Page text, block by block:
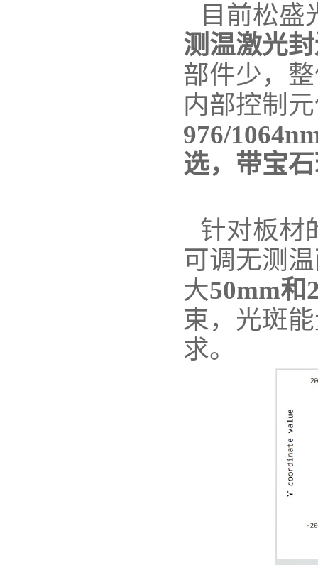
目前松盛
测温激光
部件少，
内部控制
976/
选，带宝
针对板材
可调无测
大50mm和
束，光斑
求。